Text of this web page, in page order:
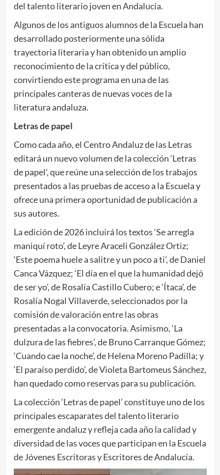
del talento literario joven en Andalucía.
Algunos de los antiguos alumnos de la Escuela han
desarrollado posteriormente una sólida
trayectoria literaria y han obtenido un amplio
reconocimiento de la crítica y del público,
convirtiendo este programa en una de las
principales canteras de nuevas voces de la
literatura andaluza.
Letras de papel
Como cada año, el Centro Andaluz de las Letras
editará un nuevo volumen de la colección ‘Letras
de papel’, que reúne una selección de los trabajos
presentados a las pruebas de acceso a la Escuela y
ofrece una primera oportunidad de publicación a
sus autores.
La edición de 2026 incluirá los textos ‘Se arregla
maniquí roto’, de Leyre Araceli González Ortiz;
‘Este poema huele a salitre y un poco a ti’, de Daniel
Canca Vázquez; ‘El día en el que la humanidad dejó
de ser yo’, de Rosalía Castillo Cubero; e ‘Ítaca’, de
Rosalía Nogal Villaverde, seleccionados por la
comisión de valoración entre las obras
presentadas a la convocatoria. Asimismo, ‘La
dulzura de las fiebres’, de Bruno Carranque Gómez;
‘Cuando cae la noche’, de Helena Moreno Padilla; y
‘El paraíso perdido’, de Violeta Bartomeus Sánchez,
han quedado como reservas para su publicación.
La colección ‘Letras de papel’ constituye uno de los
principales escaparates del talento literario
emergente andaluz y refleja cada año la calidad y
diversidad de las voces que participan en la Escuela
de Jóvenes Escritoras y Escritores de Andalucía.